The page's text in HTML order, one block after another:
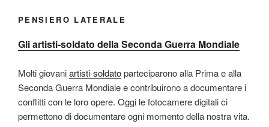
PENSIERO LATERALE
Gli artisti-soldato della Seconda Guerra Mondiale
Molti giovaniartisti-soldatoparteciparono alla Prima e alla
Seconda Guerra Mondiale e contribuirono a documentare i
conflitti con le loro opere. Oggi le fotocamere digitali ci
permettono di documentare ogni momento della nostra vita.